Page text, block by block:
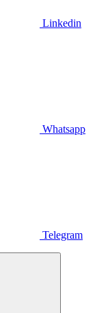
Linkedin
Whatsapp
Telegram